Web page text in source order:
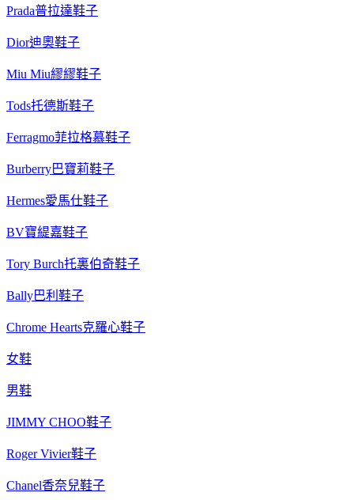
Prada普拉達鞋子
Dior迪奧鞋子
Miu Miu繆繆鞋子
Tods托德斯鞋子
Ferragmo菲拉格慕鞋子
Burberry巴寶莉鞋子
Hermes愛馬仕鞋子
BV寶緹嘉鞋子
Tory Burch托裏伯奇鞋子
Bally巴利鞋子
Chrome Hearts克羅心鞋子
女鞋
男鞋
JIMMY CHOO鞋子
Roger Vivier鞋子
Chanel香奈兒鞋子